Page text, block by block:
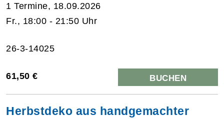
1 Termine, 18.09.2026
Fr., 18:00 - 21:50 Uhr
26-3-14025
61,50 € BUCHEN
Herbstdeko aus handgemachter